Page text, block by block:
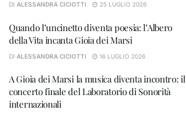
DI ALESSANDRA CICIOTTI 25 LUGLIO 2026
Quando l’uncinetto diventa poesia: l’Albero
della Vita incanta Gioia dei Marsi
DI ALESSANDRA CICIOTTI 16 LUGLIO 2026
A Gioia dei Marsi la musica diventa incontro: il
concerto finale del Laboratorio di Sonorità
internazionali